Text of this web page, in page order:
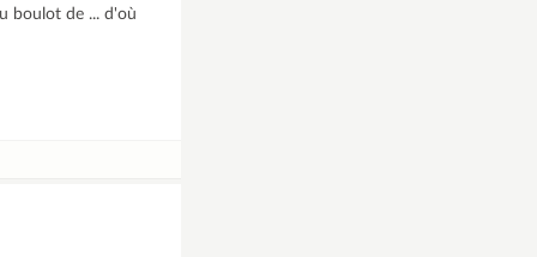
boulot de ... d'où